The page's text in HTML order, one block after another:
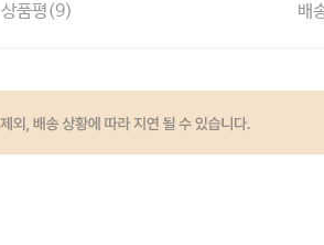
상품평(9) 배